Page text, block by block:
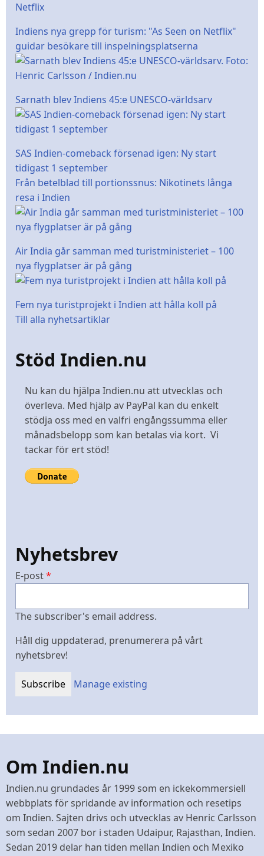
Indiens nya grepp för turism: "As Seen on Netflix"
guidar besökare till inspelningsplatserna
Sarnath blev Indiens 45:e UNESCO-världsarv
SAS Indien-comeback försenad igen: Ny start
tidigast 1 september
Från betelblad till portionssnus: Nikotinets långa
resa i Indien
Air India går samman med turistministeriet – 100
nya flygplatser är på gång
Fem nya turistprojekt i Indien att hålla koll på
Till alla nyhetsartiklar
Stöd Indien.nu
Nu kan du hjälpa Indien.nu att utvecklas och
överleva. Med hjälp av PayPal kan du enkelt
stödja oss med en valfri engångssumma eller
månadsbelopp som kan betalas via kort. Vi
tackar för ert stöd!
Nyhetsbrev
E-post
The subscriber's email address.
Håll dig uppdaterad, prenumerera på vårt
nyhetsbrev!
Manage existing
Om Indien.nu
Indien.nu grundades år 1999 som en ickekommersiell
webbplats för spridande av information och resetips
om Indien. Sajten drivs och utvecklas av Henric Carlsson
som sedan 2007 bor i staden Udaipur, Rajasthan, Indien.
Sedan 2019 delar han tiden mellan Indien och Mexiko